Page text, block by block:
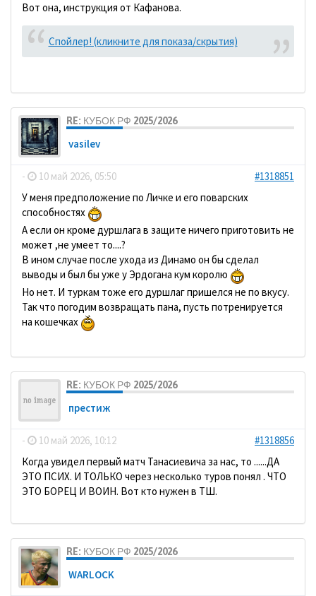
Вот она, инструкция от Кафанова.
Спойлер! (кликните для показа/скрытия)
RE: КУБОК РФ 2025/2026
vasilev
- 10 май 2026, 05:50
#1318851
У меня предположение по Личке и его поварских
способностях
А если он кроме дуршлага в защите ничего приготовить не
может ,не умеет то....?
В ином случае после ухода из Динамо он бы сделал
выводы и был бы уже у Эрдогана кум королю
Но нет. И туркам тоже его дуршлаг пришелся не по вкусу.
Так что погодим возвращать пана, пусть потренируется
на кошечках
RE: КУБОК РФ 2025/2026
престиж
- 10 май 2026, 10:12
#1318856
Когда увидел первый матч Танасиевича за нас, то ......ДА
ЭТО ПСИХ. И ТОЛЬКО через несколько туров понял . ЧТО
ЭТО БОРЕЦ И ВОИН. Вот кто нужен в ТШ.
RE: КУБОК РФ 2025/2026
WARLOCK